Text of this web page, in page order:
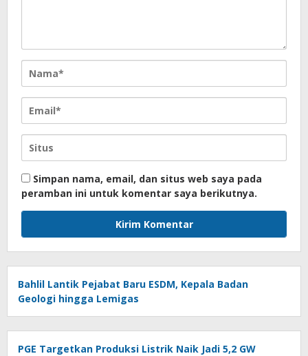
Simpan nama, email, dan situs web saya pada
peramban ini untuk komentar saya berikutnya.
Bahlil Lantik Pejabat Baru ESDM, Kepala Badan
Geologi hingga Lemigas
PGE Targetkan Produksi Listrik Naik Jadi 5,2 GW